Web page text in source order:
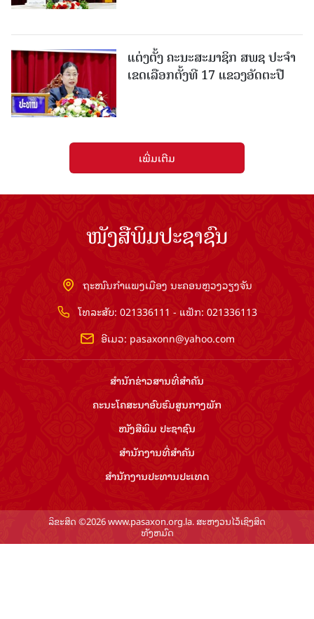
ແຕ່ງຕັ້ງ ຄະນະສະມາຊິກ ສພຊ ປະຈຳ
ເຂດເລືອກຕັ້ງທີ 17 ແຂວງອັດຕະປື
ເພີ່ມເຕີມ
ໜັງສືພິມປະຊາຊົນ
ຖະໜົນກຳແພງເມືອງ ນະຄອນຫຼວງວຽງຈັນ
ໂທລະສັບ: 021336111 - ແຟັກ: 021336113
ອີເມວ: pasaxonn@yahoo.com
ສຳ​ນັກ​ຂ່າວ​ສານ​ທີ່​ສຳ​ຄັນ​
ຄະນະໂຄສະນາອົບຮົມ​ສູນ​ກາງ​ພັກ
ໜັງສືພິມ ປະ​ຊາ​ຊົນ
ສຳ​ນັກ​ງານ​ທີ່​ສຳ​ຄັນ
ສຳ​ນັກ​ງານ​ປະ​ທານ​ປະ​ເທດ
ລິຂະສິດ ©2026 www.pasaxon.org.la. ສະຫງວນໄວ້ເຊິງສິດ
ທັງຫມົດ